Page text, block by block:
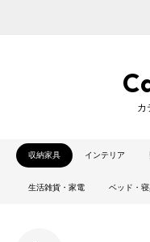
カ
収納家具 インテリア
生活雑貨・家電 ベッド・